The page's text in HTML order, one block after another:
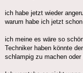
ich habe jetzt wieder
warum habe ich jetzt
ich meine es wäre so
Techniker haben könnte
schlampig zu machen